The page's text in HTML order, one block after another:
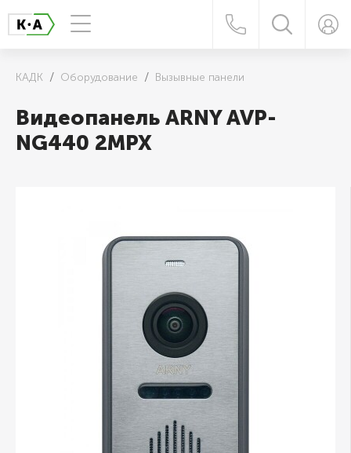
КАДК Оборудование Вызывные панели
Видеопанель ARNY AVP-
NG440 2MPX